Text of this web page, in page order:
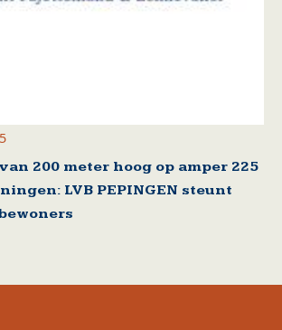
200 meter hoog op amper 225
LVB PEPINGEN steunt